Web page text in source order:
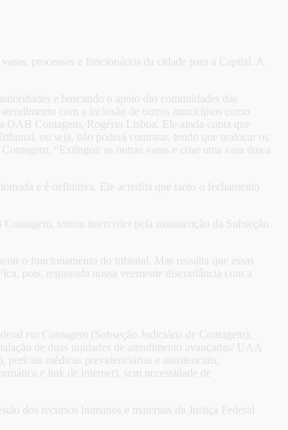
processos e funcionários da cidade para a Capital. A
e buscando o apoio das comunidades das
com a inclusão de outros municípios como
OAB Contagem, Rogério Lisboa. Ele ainda conta que
ou seja, não poderá contratar, tendo que realocar os
“Extinguir as outras varas e criar uma vara única
e é definitiva. Ele acredita que tanto o fechamento
tentou interceder pela manutenção da Subseção
o funcionamento do tribunal. Mas ressalta que essas
pois, registrada nossa veemente discordância com a
em Contagem (Subseção Judiciária de Contagem),
de duas unidades de atendimento avançadas/ UAA
médicas previdenciárias e assistenciais,
e link de internet), sem necessidade de
dos recursos humanos e materiais da Justiça Federal